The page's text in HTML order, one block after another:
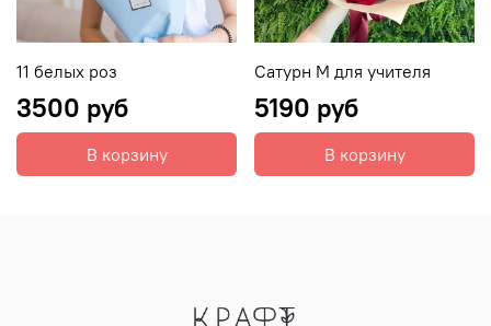
11 белых роз
3500 руб
В корзину
Сатурн М для учителя
5190 руб
В корзину